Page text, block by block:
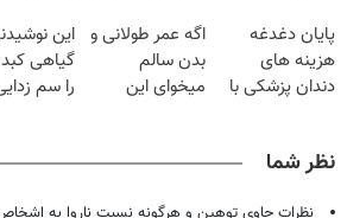
میلیون تومان!!!
پایان دغدغه
هزینه های
دندان پزشکی با
اگه عمر طولانی و
بدن سالم
میخوای این
این
گیاهی
را سم
نظر شما
نظرات حاوی توهین و هرگونه نسبت ناروا به